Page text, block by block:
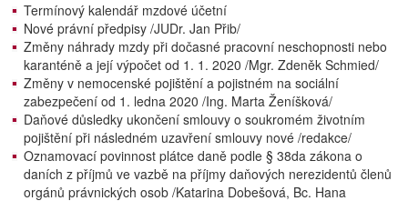
Termínový kalendář mzdové účetní
Nové právní předpisy /JUDr. Jan Přib/
Změny náhrady mzdy při dočasné pracovní neschopnosti nebo
karanténě a její výpočet od 1. 1. 2020 /Mgr. Zdeněk Schmied/
Změny v nemocenské pojištění a pojistném na sociální
zabezpečení od 1. ledna 2020 /Ing. Marta Ženíšková/
Daňové důsledky ukončení smlouvy o soukromém životním
pojištění při následném uzavření smlouvy nové /redakce/
Oznamovací povinnost plátce daně podle § 38da zákona o
daních z příjmů ve vazbě na příjmy daňových nerezidentů členů
orgánů právnických osob /Katarina Dobešová, Bc. Hana